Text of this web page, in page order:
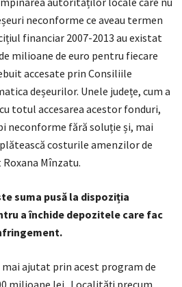
neconforme ce aveau termen
financiar 2007-2013 au existat
milioane de euro pentru fiecare
accesate prin Consiliile
deșeurilor. Unele județe, cum a
totul accesarea acestor fonduri,
neconforme fără soluție și, mai
costurile amenzilor de
Mînzatu.
suma pusă la dispoziția
a închide depozitele care fac
ajutat prin acest program de